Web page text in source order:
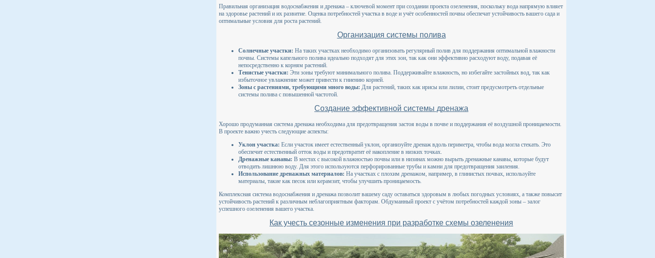
Правильная организация водоснабжения и дренажа – ключевой момент при создании проекта озеленения, поскольку вода напрямую влияет
на здоровье растений и их развитие. Оценка потребностей участка в воде и учёт особенностей почвы обеспечат устойчивость вашего сада и
оптимальные условия для роста растений.
Организация системы полива
Солнечные участки: На таких участках необходимо организовать регулярный полив для поддержания оптимальной влажности
почвы. Системы капельного полива идеально подходят для этих зон, так как они эффективно расходуют воду, подавая её
непосредственно к корням растений.
Тенистые участки: Эти зоны требуют минимального полива. Поддерживайте влажность, но избегайте застойных вод, так как
избыточное увлажнение может привести к гниению корней.
Зоны с растениями, требующими много воды: Для растений, таких как ирисы или лилии, стоит предусмотреть отдельные
системы полива с повышенной частотой.
Создание эффективной системы дренажа
Хорошо продуманная система дренажа необходима для предотвращения застоя воды в почве и поддержания её воздушной проницаемости.
В проекте важно учесть следующие аспекты:
Уклон участка: Если участок имеет естественный уклон, организуйте дренаж вдоль периметра, чтобы вода могла стекать. Это
обеспечит естественный отток воды и предотвратит её накопление в низких точках.
Дренажные канавы: В местах с высокой влажностью почвы или в низинах можно вырыть дренажные канавы, которые будут
отводить лишнюю воду. Для этого используются перфорированные трубы и камни для предотвращения заиления.
Использование дренажных материалов: На участках с плохим дренажом, например, в глинистых почвах, используйте
материалы, такие как песок или керамзит, чтобы улучшить проницаемость.
Комплексная система водоснабжения и дренажа позволит вашему саду оставаться здоровым в любых погодных условиях, а также повысит
устойчивость растений к различным неблагоприятным факторам. Обдуманный проект с учётом потребностей каждой зоны – залог
успешного озеленения вашего участка.
Как учесть сезонные изменения при разработке схемы озеленения